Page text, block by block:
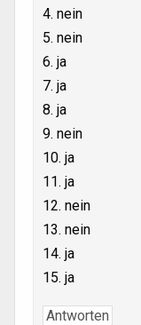
4. nein
5. nein
6. ja
7. ja
8. ja
9. nein
10. ja
11. ja
12. nein
13. nein
14. ja
15. ja
Antworten